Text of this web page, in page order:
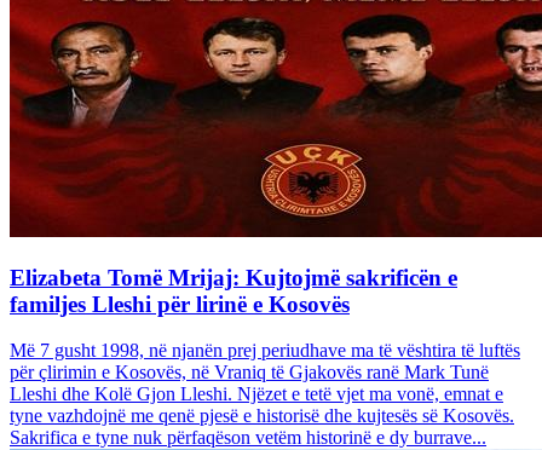
Elizabeta Tomë Mrijaj: Kujtojmë sakrificën e
familjes Lleshi për lirinë e Kosovës
Më 7 gusht 1998, në njanën prej periudhave ma të vështira të luftës
për çlirimin e Kosovës, në Vraniq të Gjakovës ranë Mark Tunë
Lleshi dhe Kolë Gjon Lleshi. Njëzet e tetë vjet ma vonë, emnat e
tyne vazhdojnë me qenë pjesë e historisë dhe kujtesës së Kosovës.
Sakrifica e tyne nuk përfaqëson vetëm historinë e dy burrave...